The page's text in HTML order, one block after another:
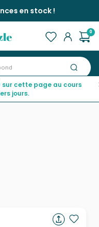
en stock !
0
Drop
sur cette page au cours
jours.